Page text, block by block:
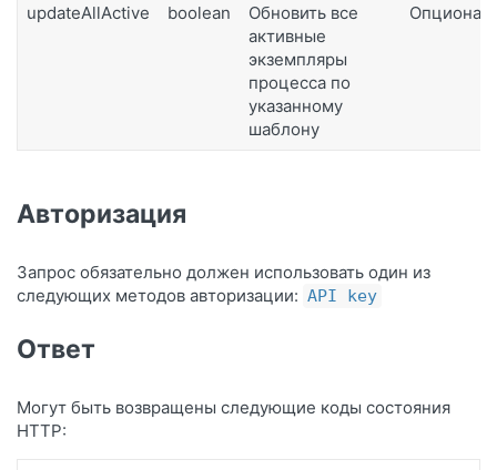
updateAllActive boolean
Обновить все
активные
экземпляры
процесса по
указанному
шаблону
Авторизация
Запрос обязательно должен использовать один из
следующих методов авторизации: API key
Ответ
Могут быть возвращены следующие коды состояния
HTTP: